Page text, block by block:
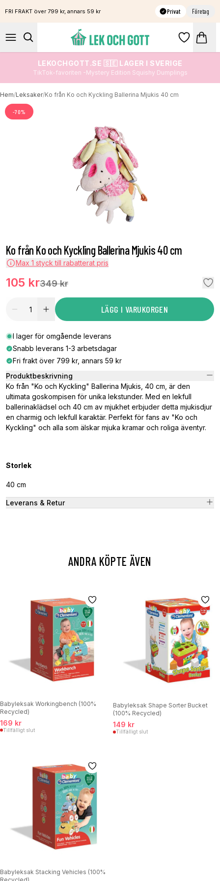
FRI FRAKT över 799 kr, annars 59 kr Privat Företag
LEKOCHGOTT.SE 🇸🇪 LAGER I SVERIGE
TikTok-favoriten -Mystery Edition Squishy Dumplings
Hem/Leksaker/Ko från Ko och Kyckling Ballerina Mjukis 40 cm
-70%
Ko från Ko och Kyckling Ballerina Mjukis 40 cm
Max 1 styck till rabatterat pris
105 kr349 kr
LÄGG I VARUKORGEN
I lager för omgående leverans
Snabb leverans 1-3 arbetsdagar
Fri frakt över 799 kr, annars 59 kr
Produktbeskrivning
Ko från "Ko och Kyckling" Ballerina Mjukis, 40 cm, är den
ultimata goskompisen för unika lekstunder. Med en lekfull
ballerinaklädsel och 40 cm av mjukhet erbjuder detta mjukisdjur
en charmig och lekfull karaktär. Perfekt för fans av "Ko och
Kyckling" och alla som älskar mjuka kramar och roliga äventyr.
Storlek
40 cm
Leverans & Retur
ANDRA KÖPTE ÄVEN
Babyleksak Workingbench (100%
Recycled)
169 kr
Tillfälligt slut
Babyleksak Shape Sorter Bucket
(100% Recycled)
149 kr
Tillfälligt slut
Babyleksak Stacking Vehicles (100%